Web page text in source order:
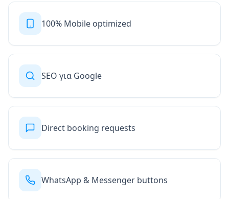
100% Mobile optimized
SEO για Google
Direct booking requests
WhatsApp & Messenger buttons